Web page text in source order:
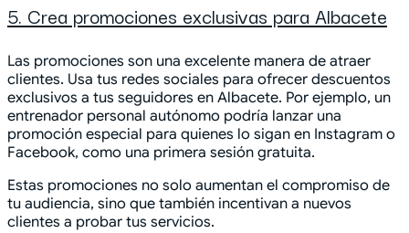
5. Crea promociones exclusivas para Albacete
Las promociones son una excelente manera de atraer
clientes. Usa tus redes sociales para ofrecer descuentos
exclusivos a tus seguidores en Albacete. Por ejemplo, un
entrenador personal autónomo podría lanzar una
promoción especial para quienes lo sigan en Instagram o
Facebook, como una primera sesión gratuita.
Estas promociones no solo aumentan el compromiso de
tu audiencia, sino que también incentivan a nuevos
clientes a probar tus servicios.